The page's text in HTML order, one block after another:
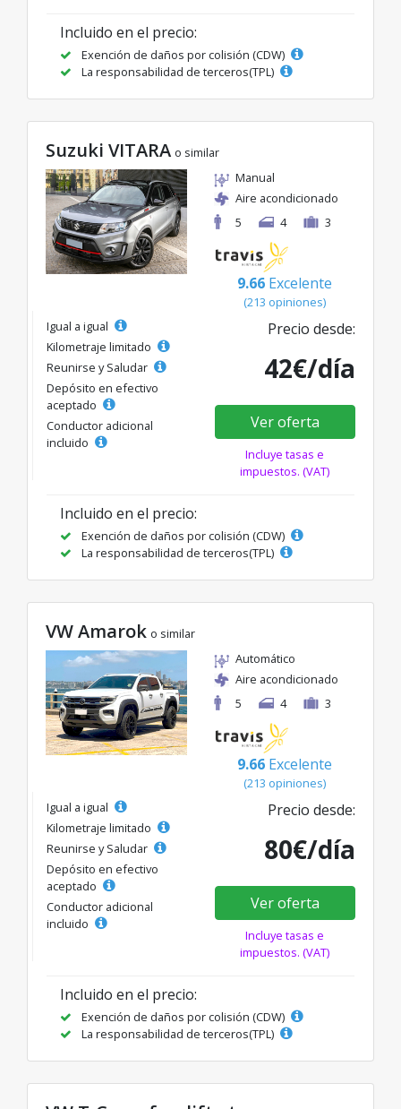
Incluido en el precio:
Exención de daños por colisión (CDW)
La responsabilidad de terceros(TPL)
Suzuki VITARA o similar
Manual
Aire acondicionado
5
4 3
9.66 Excelente
(213 opiniones)
Igual a igual
Kilometraje limitado
Reunirse y Saludar
Depósito en efectivo
aceptado
Conductor adicional
incluido
Precio desde:
42€/día
Ver oferta
Incluye tasas e
impuestos. (VAT)
Incluido en el precio:
Exención de daños por colisión (CDW)
La responsabilidad de terceros(TPL)
VW Amarok o similar
Automático
Aire acondicionado
5
4 3
9.66 Excelente
(213 opiniones)
Igual a igual
Kilometraje limitado
Reunirse y Saludar
Depósito en efectivo
aceptado
Conductor adicional
incluido
Precio desde:
80€/día
Ver oferta
Incluye tasas e
impuestos. (VAT)
Incluido en el precio:
Exención de daños por colisión (CDW)
La responsabilidad de terceros(TPL)